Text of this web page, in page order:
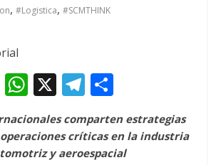
,#Logistica,#SCMTHINK
E
ai
l
W
at
s
X T
e
gr
m
p
comparten estrategias
críticas en la industria
y aeroespacial